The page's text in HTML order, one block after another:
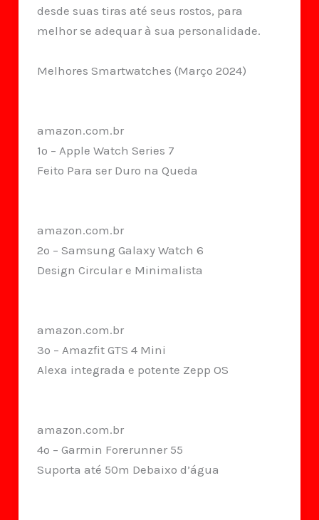
desde suas tiras até seus rostos, para
melhor se adequar à sua personalidade.
Melhores Smartwatches (Março 2024)
amazon.com.br
1º – Apple Watch Series 7
Feito Para ser Duro na Queda
amazon.com.br
2º – Samsung Galaxy Watch 6
Design Circular e Minimalista
amazon.com.br
3º – Amazfit GTS 4 Mini
Alexa integrada e potente Zepp OS
amazon.com.br
4º – Garmin Forerunner 55
Suporta até 50m Debaixo d’água